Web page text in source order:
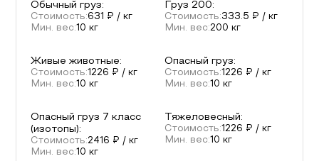
Обычный груз:
Стоимость:631
₽ / кг
Мин. вес:10 кг
Груз 200:
Стоимость:333.5 ₽ / кг
Мин. вес:200 кг
Живые животные:
Стоимость:1226 ₽ / кг
Мин. вес:10 кг
Опасный груз:
Стоимость:1226 ₽ / кг
Мин. вес:10 кг
Опасный груз 7 класс
(изотопы):
Стоимость:2416 ₽ / кг
Мин. вес:10 кг
Тяжеловесный:
Стоимость:1226 ₽ / кг
Мин. вес:10 кг